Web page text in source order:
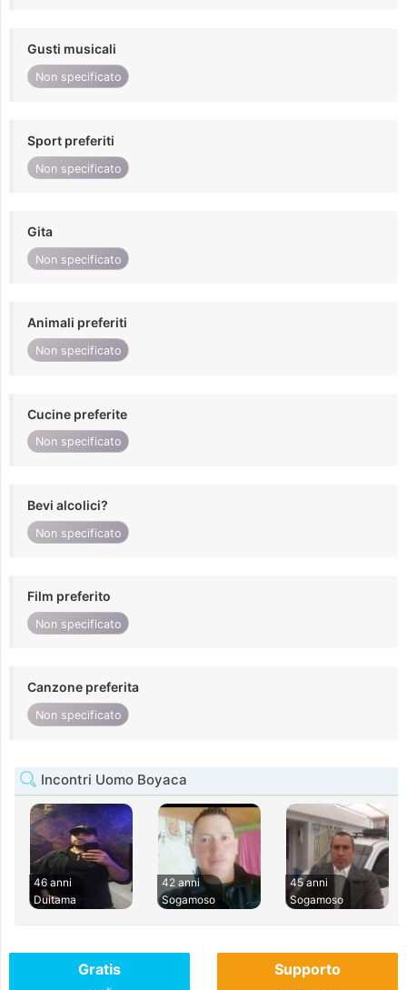
Gusti musicali
Non specificato
Sport preferiti
Non specificato
Gita
Non specificato
Animali preferiti
Non specificato
Cucine preferite
Non specificato
Bevi alcolici?
Non specificato
Film preferito
Non specificato
Canzone preferita
Non specificato
Incontri Uomo Boyaca
46 anni
Duitama
42 anni
Sogamoso
45 anni
Sogamoso
Gratis Supporto